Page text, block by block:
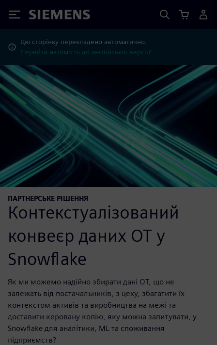
Siemens
Цю сторінку перекладено автоматично.
Перейти натомість до англійської версії?
ПАРТНЕРСЬКЕ РІШЕННЯ
Контекстуалізований
конвеєр даних OT у
Snowflake
Як ми можемо надійно збирати дані OT, що не
залежать від постачальників, з цеху, збагатити їх
контекстом активів та виробництва на межі та
доставити керовану копію, яку можна запитувати, у
Snowflake для аналітики, ML та споживання
підприємств?